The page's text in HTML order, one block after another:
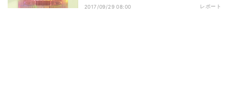
2017/09/29 08:00 レポート